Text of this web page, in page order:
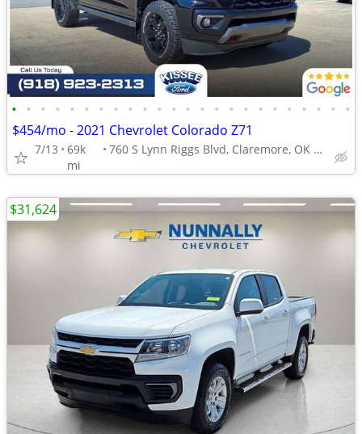
• • • • • • • • • • • • • • • • • • • • • • • •
$454/mo - 2021 Chevrolet Colorado Z71
7/13
69k
mi
760 S Lynn Riggs Blvd, Claremore, OK 74017
$31,624